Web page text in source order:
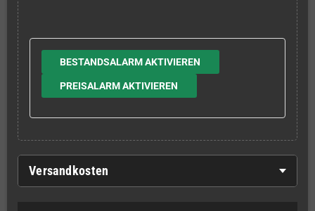
BESTANDSALARM AKTIVIEREN
PREISALARM AKTIVIEREN
Versandkosten